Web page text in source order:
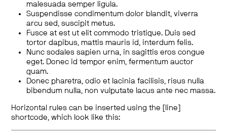
malesuada semper ligula.
Suspendisse condimentum dolor blandit, viverra
arcu sed, suscipit metus.
Fusce at est ut elit commodo tristique. Duis sed
tortor dapibus, mattis mauris id, interdum felis.
Nunc sodales sapien urna, in sagittis eros congue
eget. Donec id tempor enim, fermentum auctor
quam.
Donec pharetra, odio et lacinia facilisis, risus nulla
bibendum nulla, non vulputate lacus ante nec massa.
Horizontal rules can be inserted using the [line]
shortcode, which look like this: